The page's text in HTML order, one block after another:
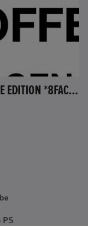
HONDA ACCORD 2.0 ELEGANCE 50 JAHRE EDITION *8FACH BEREIFT*
PS